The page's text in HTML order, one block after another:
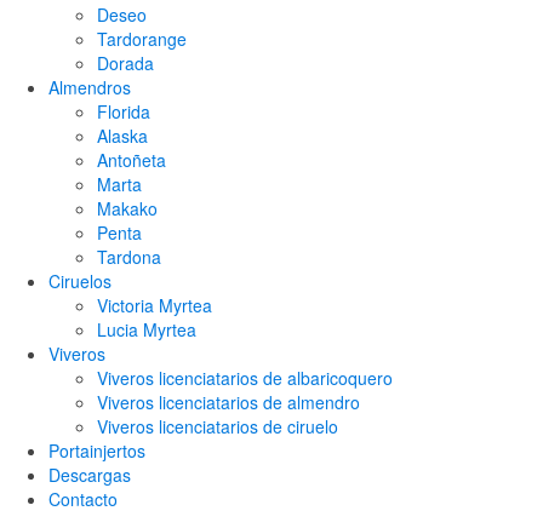
Deseo
Tardorange
Dorada
Almendros
Florida
Alaska
Antoñeta
Marta
Makako
Penta
Tardona
Ciruelos
Victoria Myrtea
Lucia Myrtea
Viveros
Viveros licenciatarios de albaricoquero​
Viveros licenciatarios de almendro​
Viveros licenciatarios de ciruelo
Portainjertos
Descargas
Contacto